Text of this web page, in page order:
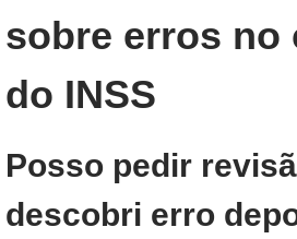
sobre erros no
do INSS
Posso pedir
descobri erro